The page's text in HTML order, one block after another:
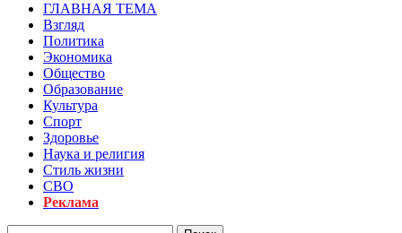
ГЛАВНАЯ ТЕМА
Взгляд
Политика
Экономика
Общество
Образование
Культура
Спорт
Здоровье
Наука и религия
Стиль жизни
СВО
Реклама